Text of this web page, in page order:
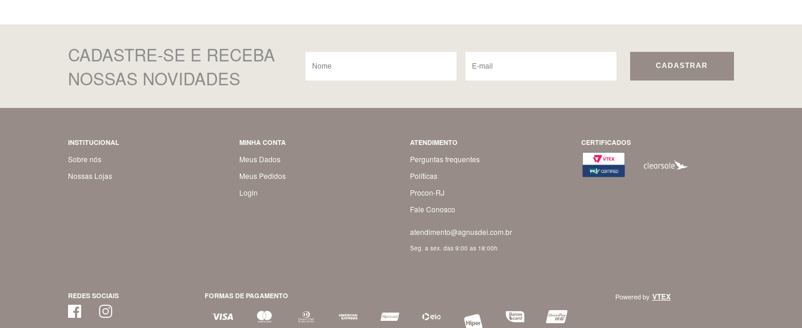
CADASTRE-SE E RECEBA
NOSSAS NOVIDADES
CADASTRAR
INSTITUCIONAL
Sobre nós
Nossas Lojas
MINHA CONTA
Meus Dados
Meus Pedidos
Login
ATENDIMENTO
Perguntas frequentes
Políticas
Procon-RJ
Fale Conosco
atendimento@agnusdei.com.br
Seg. a sex. das 9:00 as 18:00h
CERTIFICADOS
REDES SOCIAIS FORMAS DE PAGAMENTO Powered by VTEX